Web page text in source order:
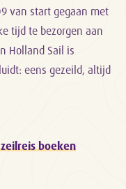
van start gegaan met
tijd te bezorgen aan
Holland Sail is
eens gezeild, altijd
boeken